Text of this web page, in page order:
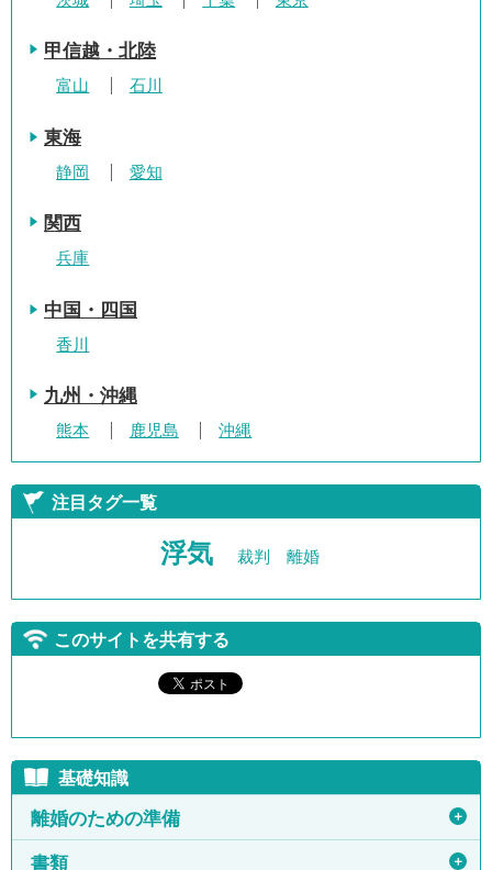
甲信越・北陸
富山 石川
東海
静岡 愛知
関西
兵庫
中国・四国
香川
九州・沖縄
熊本 鹿児島 沖縄
注目タグ一覧
浮気 裁判 離婚
このサイトを共有する
基礎知識
離婚のための準備 ＋
書類 ＋